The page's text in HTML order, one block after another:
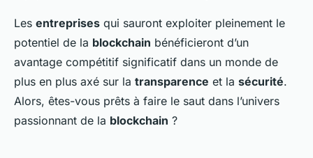
Les entreprises qui sauront exploiter pleinement le
potentiel de la blockchain bénéficieront d’un
avantage compétitif significatif dans un monde de
plus en plus axé sur la transparence et la sécurité.
Alors, êtes-vous prêts à faire le saut dans l’univers
passionnant de la blockchain ?